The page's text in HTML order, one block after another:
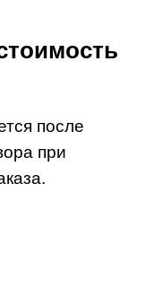
после
при